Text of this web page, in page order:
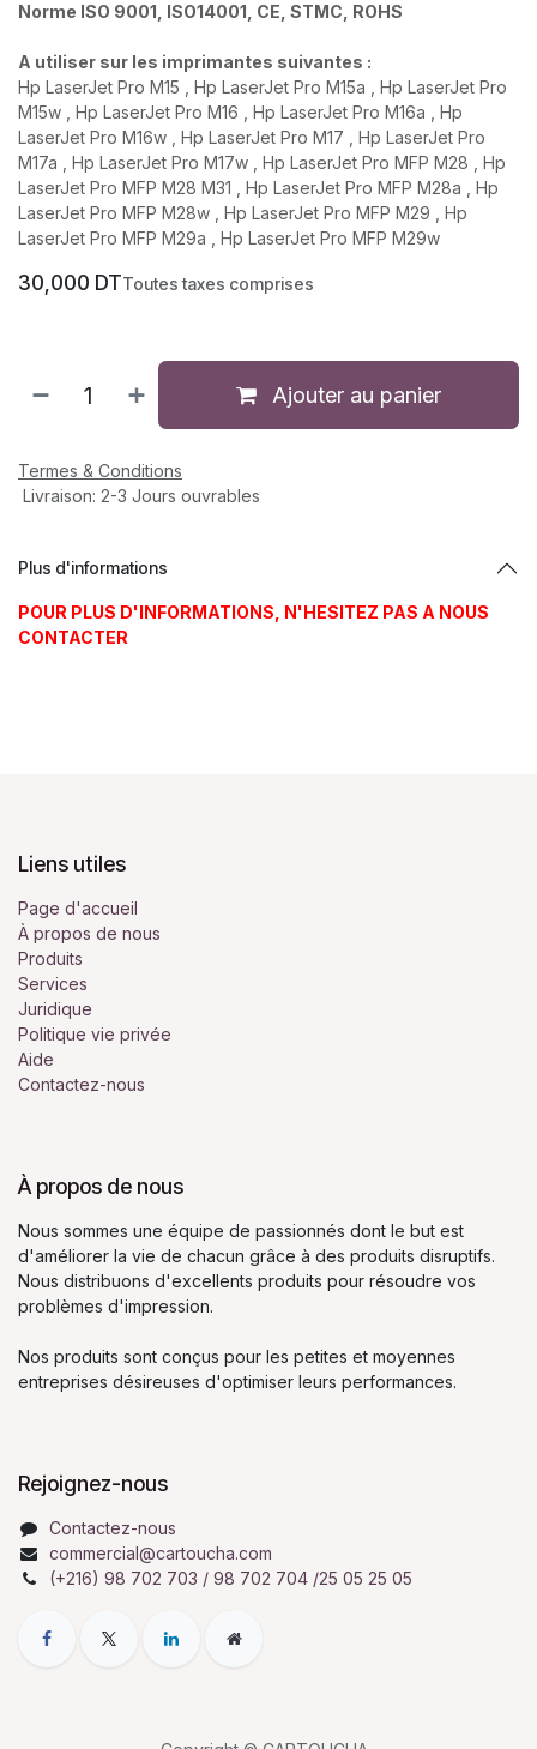
Norme ISO 9001, ISO14001, CE, STMC, ROHS
A utiliser sur les imprimantes suivantes :
Hp LaserJet Pro M15 , Hp LaserJet Pro M15a , Hp LaserJet Pro
M15w , Hp LaserJet Pro M16 , Hp LaserJet Pro M16a , Hp
LaserJet Pro M16w , Hp LaserJet Pro M17 , Hp LaserJet Pro
M17a , Hp LaserJet Pro M17w , Hp LaserJet Pro MFP M28 , Hp
LaserJet Pro MFP M28 M31 , Hp LaserJet Pro MFP M28a , Hp
LaserJet Pro MFP M28w , Hp LaserJet Pro MFP M29 , Hp
LaserJet Pro MFP M29a , Hp LaserJet Pro MFP M29w
30,000 DTToutes taxes comprises
Ajouter au panier
Termes & Conditions
Livraison: 2-3 Jours ouvrables
Plus d'informations
POUR PLUS D'INFORMATIONS, N'HESITEZ PAS A NOUS
CONTACTER
Liens utiles
Page d'accueil
À propos de nous
Produits
Services
Juridique
Politique vie privée
Aide
Contactez-nous
À propos de nous
Nous sommes une équipe de passionnés dont le but est
d'améliorer la vie de chacun grâce à des produits disruptifs.
Nous distribuons d'excellents produits pour résoudre vos
problèmes d'impression.
Nos produits sont conçus pour les petites et moyennes
entreprises désireuses d'optimiser leurs performances.
Rejoignez-nous
Contactez-nous
commercial@cartoucha.com
(+216) 98 702 703 / 98 702 704 /25 05 25 05